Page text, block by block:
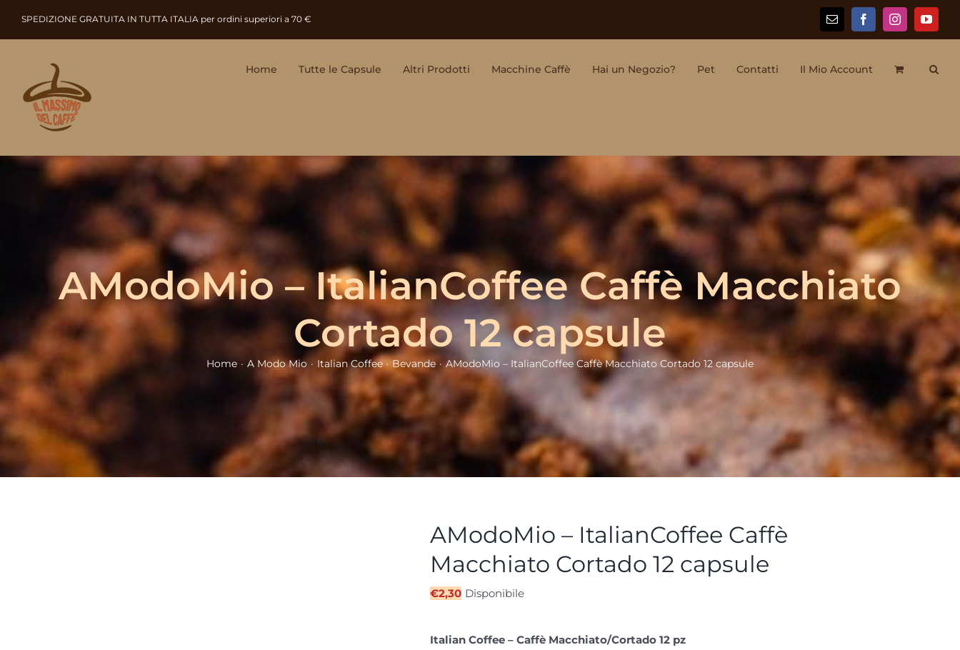
contenuto
SPEDIZIONE GRATUITA IN TUTTA ITALIA per ordini superiori a 70 € Email FacebookInstagram
Home Tutte le Capsule Altri Prodotti Macchine Caffè Hai un Negozio? Pet Contatti Il Mio Account
AModoMio – ItalianCoffee Caffè Macchiato
Cortado 12 capsule
Home A Modo Mio Italian Coffee Bevande AModoMio – ItalianCoffee Caffè Macchiato Cortado 12 capsule
AModoMio – ItalianCoffee Caffè
Macchiato Cortado 12 capsule
€2,30 Disponibile
Italian Coffee – Caffè Macchiato/Cortado 12 pz